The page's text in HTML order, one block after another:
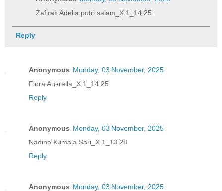
Zafirah Adelia putri salam_X.1_14.25
Reply
Anonymous Monday, 03 November, 2025
Flora Auerella_X.1_14.25
Reply
Anonymous Monday, 03 November, 2025
Nadine Kumala Sari_X.1_13.28
Reply
Anonymous Monday, 03 November, 2025